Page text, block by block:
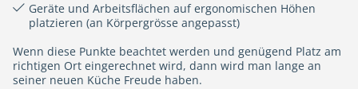
Geräte und Arbeitsflächen auf ergonomischen Höhen
platzieren (an Körpergrösse angepasst)
Wenn diese Punkte beachtet werden und genügend Platz am
richtigen Ort eingerechnet wird, dann wird man lange an
seiner neuen Küche Freude haben.